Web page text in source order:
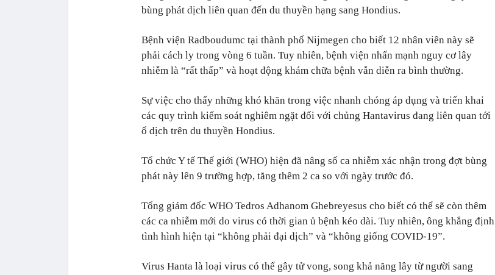
bùng phát dịch liên quan đến du thuyền hạng sang Hondius.
Bệnh viện Radboudumc tại thành phố Nijmegen cho biết 12 nhân viên này sẽ
phải cách ly trong vòng 6 tuần. Tuy nhiên, bệnh viện nhấn mạnh nguy cơ lây
nhiễm là “rất thấp” và hoạt động khám chữa bệnh vẫn diễn ra bình thường.
Sự việc cho thấy những khó khăn trong việc nhanh chóng áp dụng và triển khai
các quy trình kiểm soát nghiêm ngặt đối với chủng Hantavirus đang liên quan tới
ổ dịch trên du thuyền Hondius.
Tổ chức Y tế Thế giới (WHO) hiện đã nâng số ca nhiễm xác nhận trong đợt bùng
phát này lên 9 trường hợp, tăng thêm 2 ca so với ngày trước đó.
Tổng giám đốc WHO Tedros Adhanom Ghebreyesus cho biết có thể sẽ còn thêm
các ca nhiễm mới do virus có thời gian ủ bệnh kéo dài. Tuy nhiên, ông khẳng định
tình hình hiện tại “không phải đại dịch” và “không giống COVID-19”.
Virus Hanta là loại virus có thể gây tử vong, song khả năng lây từ người sang